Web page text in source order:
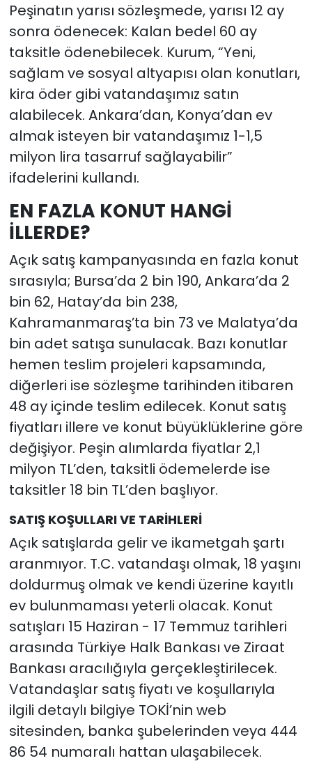
Peşinatın yarısı sözleşmede, yarısı 12 ay
sonra ödenecek: Kalan bedel 60 ay
taksitle ödenebilecek. Kurum, “Yeni,
sağlam ve sosyal altyapısı olan konutları,
kira öder gibi vatandaşımız satın
alabilecek. Ankara’dan, Konya’dan ev
almak isteyen bir vatandaşımız 1-1,5
milyon lira tasarruf sağlayabilir”
ifadelerini kullandı.
EN FAZLA KONUT HANGİ
İLLERDE?
Açık satış kampanyasında en fazla konut
sırasıyla; Bursa’da 2 bin 190, Ankara’da 2
bin 62, Hatay’da bin 238,
Kahramanmaraş’ta bin 73 ve Malatya’da
bin adet satışa sunulacak. Bazı konutlar
hemen teslim projeleri kapsamında,
diğerleri ise sözleşme tarihinden itibaren
48 ay içinde teslim edilecek. Konut satış
fiyatları illere ve konut büyüklüklerine göre
değişiyor. Peşin alımlarda fiyatlar 2,1
milyon TL’den, taksitli ödemelerde ise
taksitler 18 bin TL’den başlıyor.
SATIŞ KOŞULLARI VE TARİHLERİ
Açık satışlarda gelir ve ikametgah şartı
aranmıyor. T.C. vatandaşı olmak, 18 yaşını
doldurmuş olmak ve kendi üzerine kayıtlı
ev bulunmaması yeterli olacak. Konut
satışları 15 Haziran - 17 Temmuz tarihleri
arasında Türkiye Halk Bankası ve Ziraat
Bankası aracılığıyla gerçekleştirilecek.
Vatandaşlar satış fiyatı ve koşullarıyla
ilgili detaylı bilgiye TOKİ’nin web
sitesinden, banka şubelerinden veya 444
86 54 numaralı hattan ulaşabilecek.